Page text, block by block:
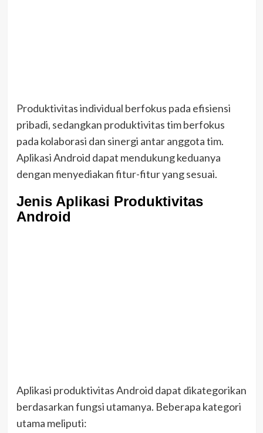
Produktivitas individual berfokus pada efisiensi
pribadi, sedangkan produktivitas tim berfokus
pada kolaborasi dan sinergi antar anggota tim.
Aplikasi Android dapat mendukung keduanya
dengan menyediakan fitur-fitur yang sesuai.
Jenis Aplikasi Produktivitas
Android
Aplikasi produktivitas Android dapat dikategorikan
berdasarkan fungsi utamanya. Beberapa kategori
utama meliputi: